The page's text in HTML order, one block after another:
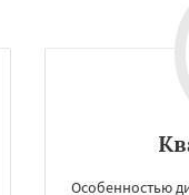
Особенностью